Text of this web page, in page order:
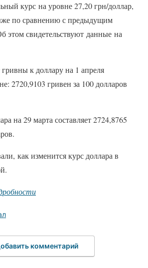
курс на уровне 27,20 грн/доллар,
по сравнению с предыдущим
этом свидетельствуют данные на
к доллару на 1 апреля
2720,9103 гривен за 100 долларов
на 29 марта составляет 2724,8765
как изменится курс доллара в
комментарий